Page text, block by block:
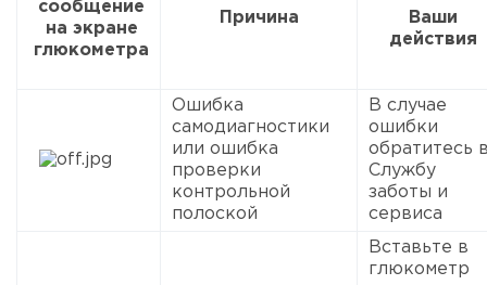
сообщение
на экране
глюкометра
Причина
Ваши
действия
Ошибка
самодиагностики
или ошибка
проверки
контрольной
полоской
В случае
ошибки
обратитесь
Службу
заботы и
сервиса
Вставьте в
глюкометр